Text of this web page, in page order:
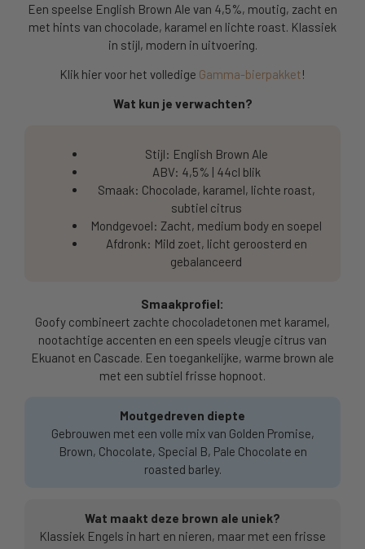
Een speelse English Brown Ale van 4,5%, moutig, zacht en
met hints van chocolade, karamel en lichte roast. Klassiek
in stijl, modern in uitvoering.
Klik hier voor het volledige Gamma-bierpakket!
Wat kun je verwachten?
Stijl: English Brown Ale
ABV: 4,5% | 44cl blik
Smaak: Chocolade, karamel, lichte roast,
subtiel citrus
Mondgevoel: Zacht, medium body en soepel
Afdronk: Mild zoet, licht geroosterd en
gebalanceerd
Smaakprofiel:
Goofy combineert zachte chocoladetonen met karamel,
nootachtige accenten en een speels vleugje citrus van
Ekuanot en Cascade. Een toegankelijke, warme brown ale
met een subtiel frisse hopnoot.
Moutgedreven diepte
Gebrouwen met een volle mix van Golden Promise,
Brown, Chocolate, Special B, Pale Chocolate en
roasted barley.
Wat maakt deze brown ale uniek?
Klassiek Engels in hart en nieren, maar met een frisse